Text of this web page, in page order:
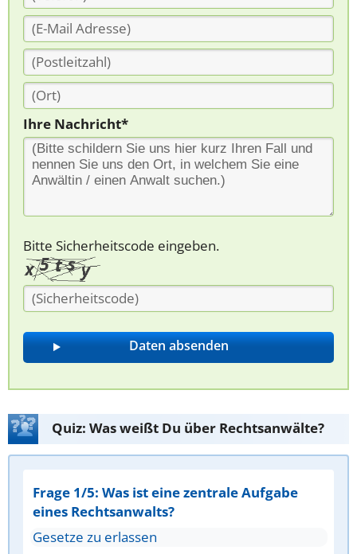
Ihre Nachricht*
Bitte Sicherheitscode eingeben.
Quiz: Was weißt Du über Rechtsanwälte?
Frage 1/5: Was ist eine zentrale Aufgabe
eines Rechtsanwalts?
Gesetze zu erlassen